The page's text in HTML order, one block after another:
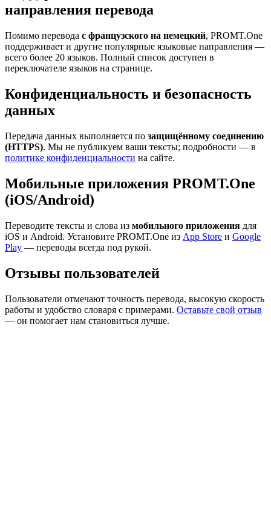
направления перевода
Помимо перевода с французского на немецкий, PROMT.One
поддерживает и другие популярные языковые направления —
всего более 20 языков. Полный список доступен в
переключателе языков на странице.
Конфиденциальность и безопасность
данных
Передача данных выполняется по защищённому соединению
(HTTPS). Мы не публикуем ваши тексты; подробности — в
политике конфиденциальности на сайте.
Мобильные приложения PROMT.One
(iOS/Android)
Переводите тексты и слова из мобильного приложения для
iOS и Android. Установите PROMT.One из App Store и Google
Play — переводы всегда под рукой.
Отзывы пользователей
Пользователи отмечают точность перевода, высокую скорость
работы и удобство словаря с примерами. Оставьте свой отзыв
— он помогает нам становиться лучше.